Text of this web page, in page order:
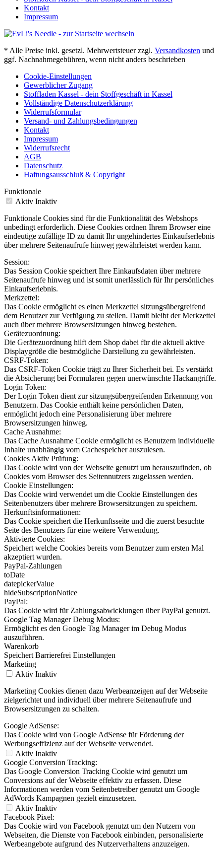
Kontakt
Impressum
* Alle Preise inkl. gesetzl. Mehrwertsteuer zzgl. Versandkosten und
ggf. Nachnahmegebühren, wenn nicht anders beschrieben
Cookie-Einstellungen
Gewerblicher Zugang
Stoffladen Kassel - dein Stoffgeschäft in Kassel
Vollständige Datenschutzerklärung
Widerrufsformular
Versand- und Zahlungsbedingungen
Kontakt
Impressum
Widerrufsrecht
AGB
Datenschutz
Haftungsausschluß & Copyright
Funktionale
Aktiv Inaktiv
Funktionale Cookies sind für die Funktionalität des Webshops
unbedingt erforderlich. Diese Cookies ordnen Ihrem Browser eine
eindeutige zufällige ID zu damit Ihr ungehindertes Einkaufserlebnis
über mehrere Seitenaufrufe hinweg gewährleistet werden kann.
Session:
Das Session Cookie speichert Ihre Einkaufsdaten über mehrere
Seitenaufrufe hinweg und ist somit unerlässlich für Ihr persönliches
Einkaufserlebnis.
Merkzettel:
Das Cookie ermöglicht es einen Merkzettel sitzungsübergreifend
dem Benutzer zur Verfügung zu stellen. Damit bleibt der Merkzettel
auch über mehrere Browsersitzungen hinweg bestehen.
Gerätezuordnung:
Die Gerätezuordnung hilft dem Shop dabei für die aktuell aktive
Displaygröße die bestmögliche Darstellung zu gewährleisten.
CSRF-Token:
Das CSRF-Token Cookie trägt zu Ihrer Sicherheit bei. Es verstärkt
die Absicherung bei Formularen gegen unerwünschte Hackangriffe.
Login Token:
Der Login Token dient zur sitzungsübergreifenden Erkennung von
Benutzern. Das Cookie enthält keine persönlichen Daten,
ermöglicht jedoch eine Personalisierung über mehrere
Browsersitzungen hinweg.
Cache Ausnahme:
Das Cache Ausnahme Cookie ermöglicht es Benutzern individuelle
Inhalte unabhängig vom Cachespeicher auszulesen.
Cookies Aktiv Prüfung:
Das Cookie wird von der Webseite genutzt um herauszufinden, ob
Cookies vom Browser des Seitennutzers zugelassen werden.
Cookie Einstellungen:
Das Cookie wird verwendet um die Cookie Einstellungen des
Seitenbenutzers über mehrere Browsersitzungen zu speichern.
Herkunftsinformationen:
Das Cookie speichert die Herkunftsseite und die zuerst besuchte
Seite des Benutzers für eine weitere Verwendung.
Aktivierte Cookies:
Speichert welche Cookies bereits vom Benutzer zum ersten Mal
akzeptiert wurden.
PayPal-Zahlungen
toDate
datepickerValue
hideSubscriptionNotice
PayPal:
Das Cookie wird für Zahlungsabwicklungen über PayPal genutzt.
Google Tag Manager Debug Modus:
Ermöglicht es den Google Tag Manager im Debug Modus
auszuführen.
Warenkorb
Speichert Barrierefrei Einstellungen
Marketing
Aktiv Inaktiv
Marketing Cookies dienen dazu Werbeanzeigen auf der Webseite
zielgerichtet und individuell über mehrere Seitenaufrufe und
Browsersitzungen zu schalten.
Google AdSense:
Das Cookie wird von Google AdSense für Förderung der
Werbungseffizienz auf der Webseite verwendet.
Aktiv Inaktiv
Google Conversion Tracking:
Das Google Conversion Tracking Cookie wird genutzt um
Conversions auf der Webseite effektiv zu erfassen. Diese
Informationen werden vom Seitenbetreiber genutzt um Google
AdWords Kampagnen gezielt einzusetzen.
Aktiv Inaktiv
Facebook Pixel:
Das Cookie wird von Facebook genutzt um den Nutzern von
Webseiten, die Dienste von Facebook einbinden, personalisierte
Werbeangebote aufgrund des Nutzerverhaltens anzuzeigen.